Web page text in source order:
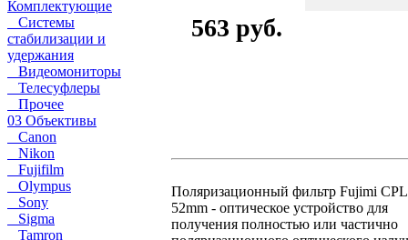
Комплектующие
Системы
стабилизации и
удержания
Видеомониторы
Телесуфлеры
Прочее
03 Объективы
Canon
Nikon
Fujifilm
Olympus
Sony
Sigma
Tamron
563 руб.
Поляризационный фильтр Fujimi CPL
52mm - оптическое устройство для
получения полностью или частично